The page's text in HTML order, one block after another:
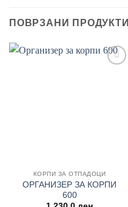
ПОВРЗАНИ ПРОДУКТИ
КОРПИ ЗА ОТПАДОЦИ
ОРГАНИЗЕР ЗА КОРПИ
600